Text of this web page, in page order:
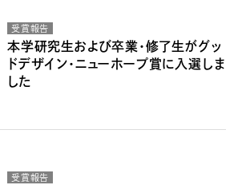
受賞報告
本学研究生および卒業・修了生がグッ
ドデザイン・ニューホープ賞に入選しま
した
受賞報告